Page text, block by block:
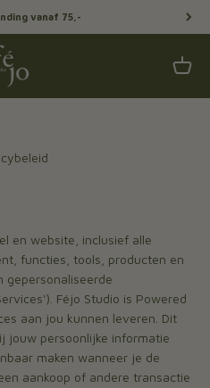
vanaf 75,-
Studio
en website, inclusief alle
functies, tools, producten en
gepersonaliseerde
Féjo Studio is Powered
aan jou kunnen leveren. Dit
jouw persoonlijke informatie
maken wanneer je de
aankoop of andere transactie